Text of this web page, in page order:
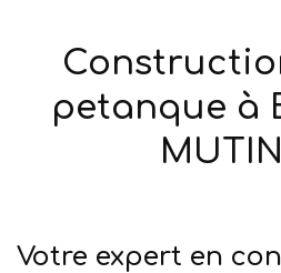
petanque à
Votre expert en